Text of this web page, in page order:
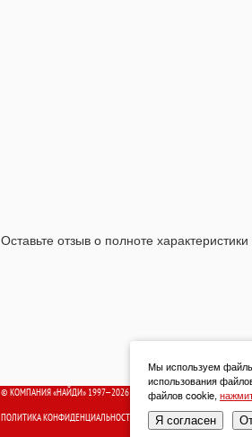
Оставьте отзыв о полноте
© КОМПАНИЯ «НАЙДИ» 1997—2026
ПОЛИТИКА КОНФИДЕНЦИАЛЬНОСТИ
Мы используем
использования
файлов cookie,
Я согласен